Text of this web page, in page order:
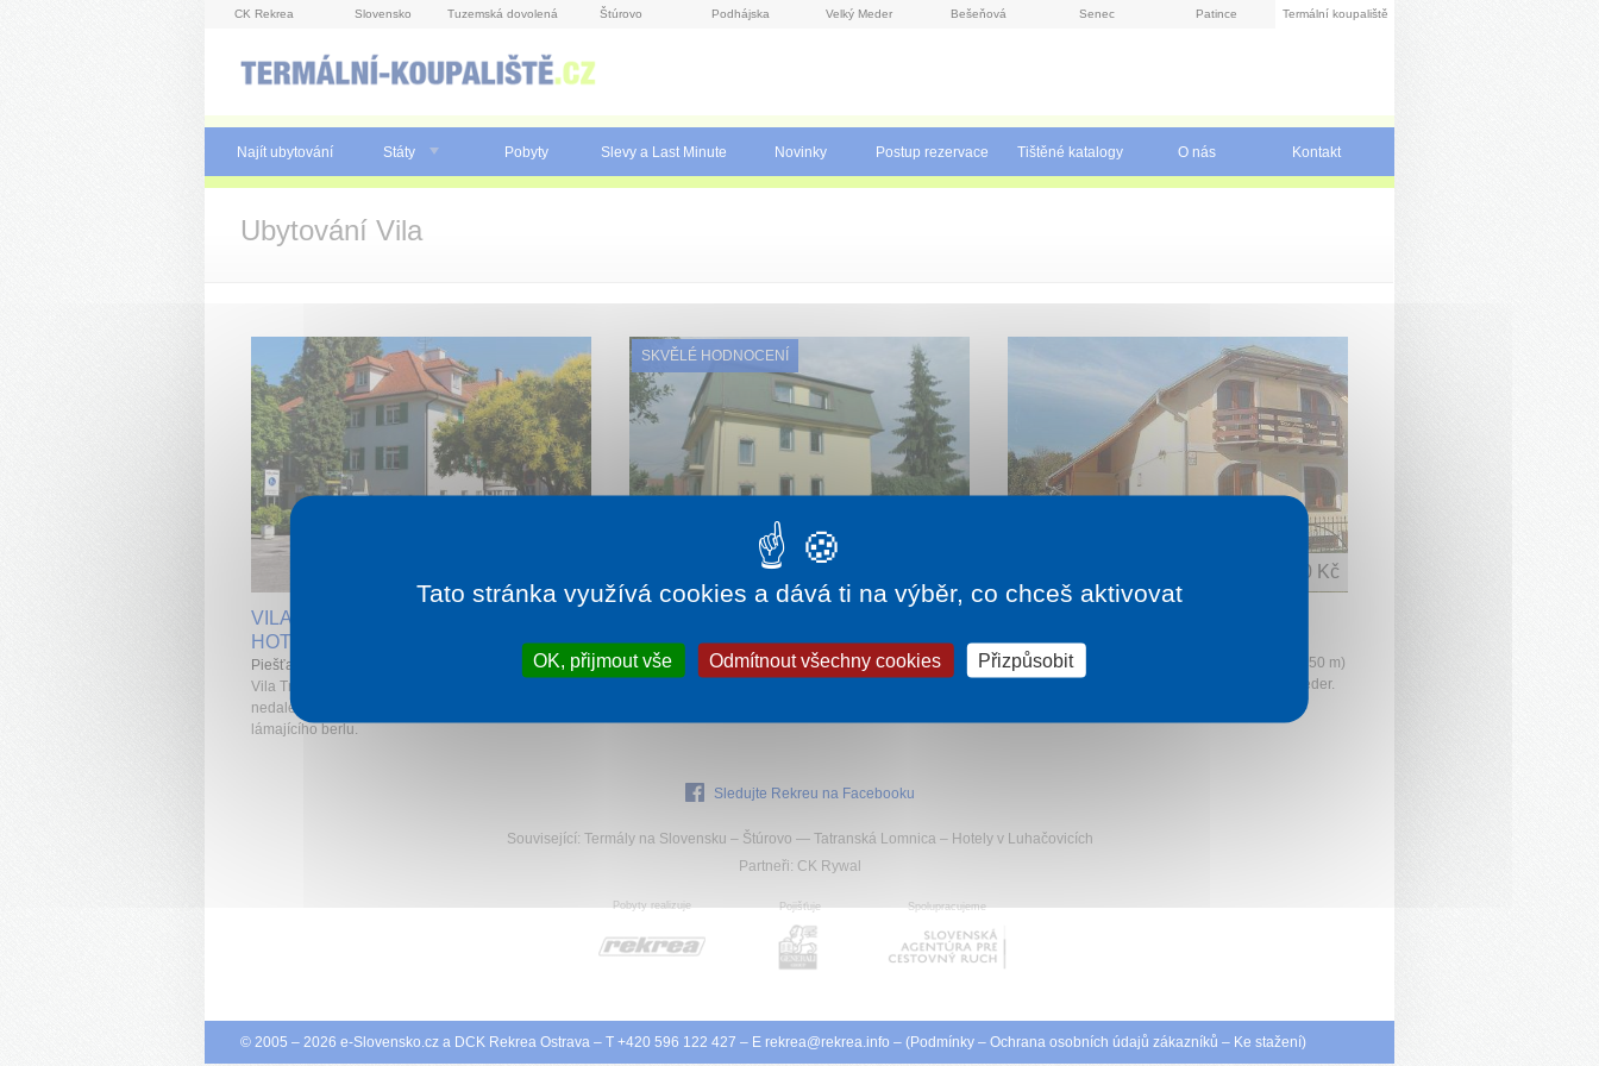
CK Rekrea Slovensko Tuzemská dovolená Štúrovo Podhájska Velký Meder Bešeňová Senec Patince Termální koupaliště
Najít ubytování Státy Pobyty Slevy a Last Minute Novinky Postup rezervace Tištěné katalogy O nás Kontakt
Ubytování Vila
VILA TRAJAN ENSANA HEALTH SPA
HOTEL
Piešťany
Vila Trajan** leží jen kousek od pěší zóny a
nedaleko symbolu města Piešťany - sochy muže
lámajícího berlu.
SKVĚLÉ HODNOCENÍ
Rajecké Teplice
Vila Margaréta se nachází v bezprostřední blízkosti
Veľký Meder
Vila je situovaná v bezprostřední blízkosti (cca 50 m)
od termálního koupaliště Termal Park Veľký Meder.
400 Kč
Sledujte Rekreu na Facebooku
Související: Termály na Slovensku – Štúrovo — Tatranská Lomnica– Hotely v Luhačovicích
Partneři: CK Rywal
Pobyty realizuje Pojišťuje Spolupracujeme
© 2005 – 2026 e-Slovensko.cz a DCK Rekrea Ostrava – T +420 596 122 427 – E rekrea@rekrea.info – (Podmínky – Ochrana osobních údajů zákazníků – Ke stažení)
Tato stránka využívá cookies a dává ti na výběr, co chceš aktivovat
OK, přijmout vše Odmítnout všechny cookies Přizpůsobit